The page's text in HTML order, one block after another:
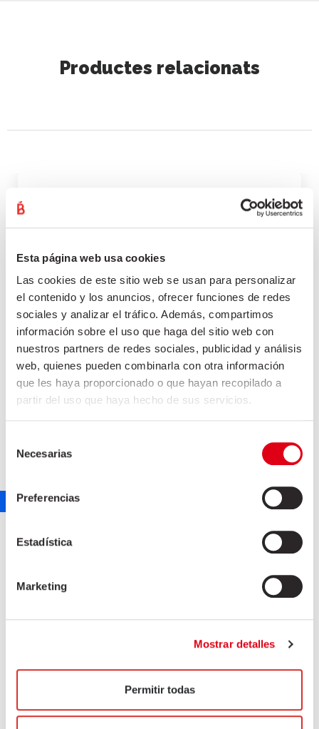
Esta página web usa cookies
Las cookies de este sitio web se usan para personalizar
el contenido y los anuncios, ofrecer funciones de redes
sociales y analizar el tráfico. Además, compartimos
información sobre el uso que haga del sitio web con
nuestros partners de redes sociales, publicidad y análisis
web, quienes pueden combinarla con otra información
que les haya proporcionado o que hayan recopilado a
partir del uso que haya hecho de sus servicios.
Necesarias
Preferencias
Estadística
Marketing
Mostrar detalles
Permitir todas
Productes relacionats
marketing